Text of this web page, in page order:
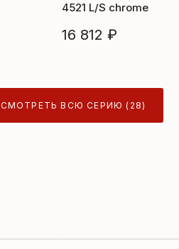
4521 L/S chrome
16 812 ₽
СМОТРЕТЬ ВСЮ СЕРИЮ (28)